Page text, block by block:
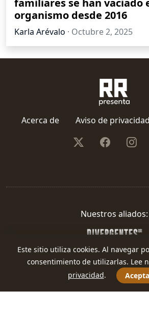
organismo desde 2016
Karla Arévalo · Octubre 2, 2025
Acerca de Aviso de privacidad
Nuestros aliados:
Redacción Regional
Este sitio utiliza cookies. Al navegar
consentimiento de utilizarlas. Lee
privacidad.